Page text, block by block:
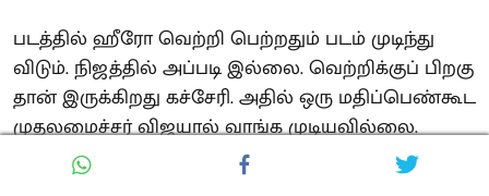
படத்தில் ஹீரோ வெற்றி பெற்றதும் படம் முடிந்து
விடும். நிஜத்தில் அப்படி இல்லை. வெற்றிக்குப் பிறகு
தான் இருக்கிறது கச்சேரி. அதில் ஒரு மதிப்பெண்கூட
முதலமைச்சர் விஜயால் வாங்க முடியவில்லை.